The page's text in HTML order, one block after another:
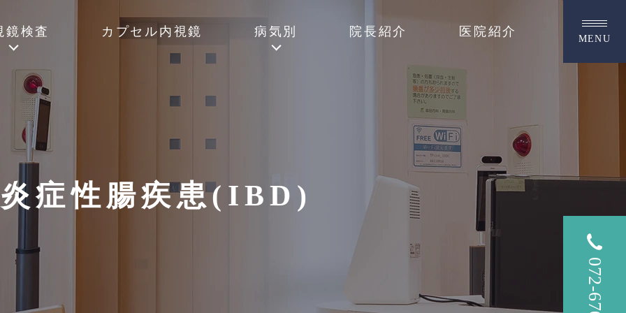
鏡検査 カプセル内視鏡 病気別 院長紹介 医院紹介
MENU
炎症性腸疾患(IBD)